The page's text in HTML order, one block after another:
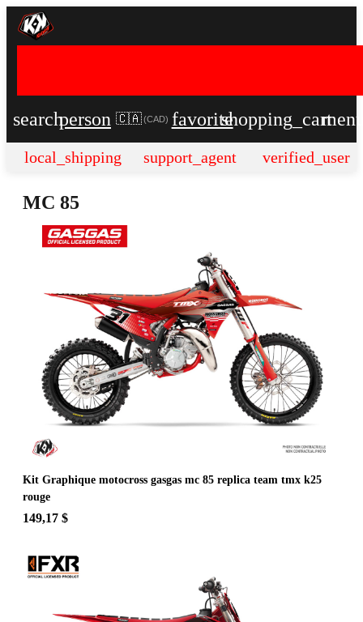
searchperson 🇨🇦 (CAD) favoriteshopping_cart
local_shipping support_agent verified_user
MC 85
Kit Graphique motocross gasgas mc 85 replica team tmx k25
rouge
149,17 $